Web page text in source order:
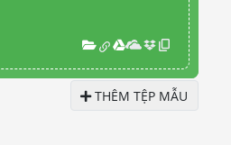
THÊM TỆP MẪU